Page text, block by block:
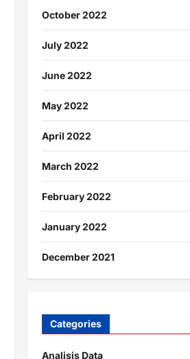
October 2022
July 2022
June 2022
May 2022
April 2022
March 2022
February 2022
January 2022
December 2021
Categories
Analisis Data